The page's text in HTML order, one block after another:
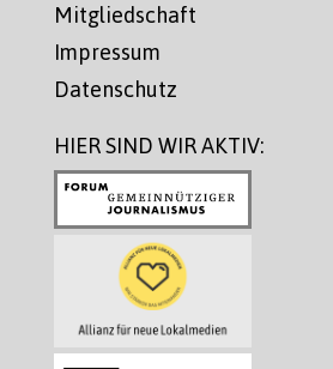
Mitgliedschaft
Impressum
Datenschutz
HIER SIND WIR AKTIV: